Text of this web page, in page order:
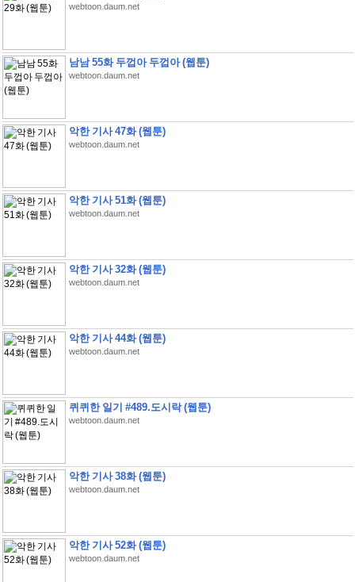
webtoon.daum.net
남남 55화 두껍아 두껍아 (웹툰)
webtoon.daum.net
악한 기사 47화 (웹툰)
webtoon.daum.net
악한 기사 51화 (웹툰)
webtoon.daum.net
악한 기사 32화 (웹툰)
webtoon.daum.net
악한 기사 44화 (웹툰)
webtoon.daum.net
퀴퀴한 일기 #489.도시락 (웹툰)
webtoon.daum.net
악한 기사 38화 (웹툰)
webtoon.daum.net
악한 기사 52화 (웹툰)
webtoon.daum.net